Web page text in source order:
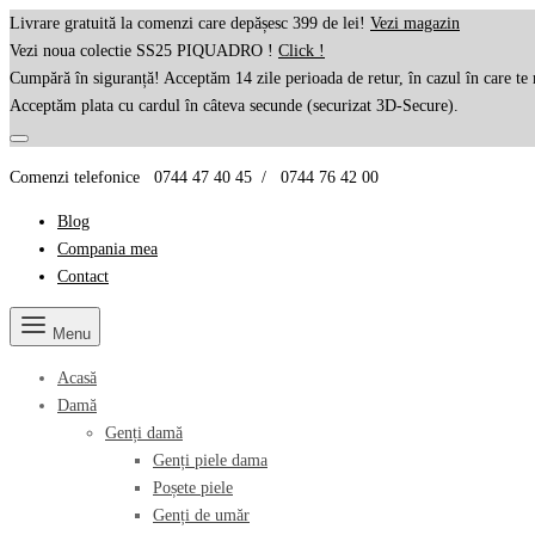
Livrare gratuită la comenzi care depășesc 399 de lei! Vezi magazin
Vezi noua colectie SS25 PIQUADRO ! Click !
Cumpără în siguranță! Acceptăm 14 zile perioada de retur, în cazul în care te
Acceptăm plata cu cardul în câteva secunde (securizat 3D-Secure).
Comenzi telefonice 0744 47 40 45 / 0744 76 42 00
Blog
Compania mea
Contact
Menu
Acasă
Damă
Genți damă
Genți piele dama
Poșete piele
Genți de umăr